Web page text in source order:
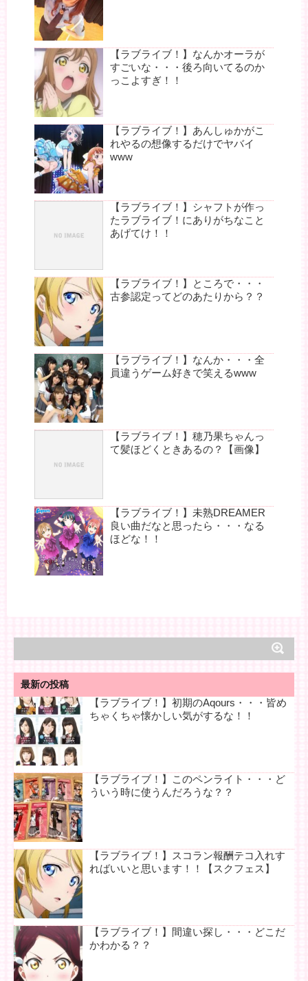
【ラブライブ！】なんかオーラが
すごいな・・・後ろ向いてるのか
っこよすぎ！！
【ラブライブ！】あんしゅかがこ
れやるの想像するだけでヤバイ
www
【ラブライブ！】シャフトが作っ
たラブライブ！にありがちなこと
あげてけ！！
【ラブライブ！】ところで・・・
古参認定ってどのあたりから？？
【ラブライブ！】なんか・・・全
員違うゲーム好きで笑えるwww
【ラブライブ！】穂乃果ちゃんっ
て髪ほどくときあるの？【画像】
【ラブライブ！】未熟DREAMER
良い曲だなと思ったら・・・なる
ほどな！！
最新の投稿
【ラブライブ！】初期のAqours・・・皆め
ちゃくちゃ懐かしい気がするな！！
【ラブライブ！】このペンライト・・・ど
ういう時に使うんだろうな？？
【ラブライブ！】スコラン報酬テコ入れす
ればいいと思います！！【スクフェス】
【ラブライブ！】間違い探し・・・どこだ
かわかる？？